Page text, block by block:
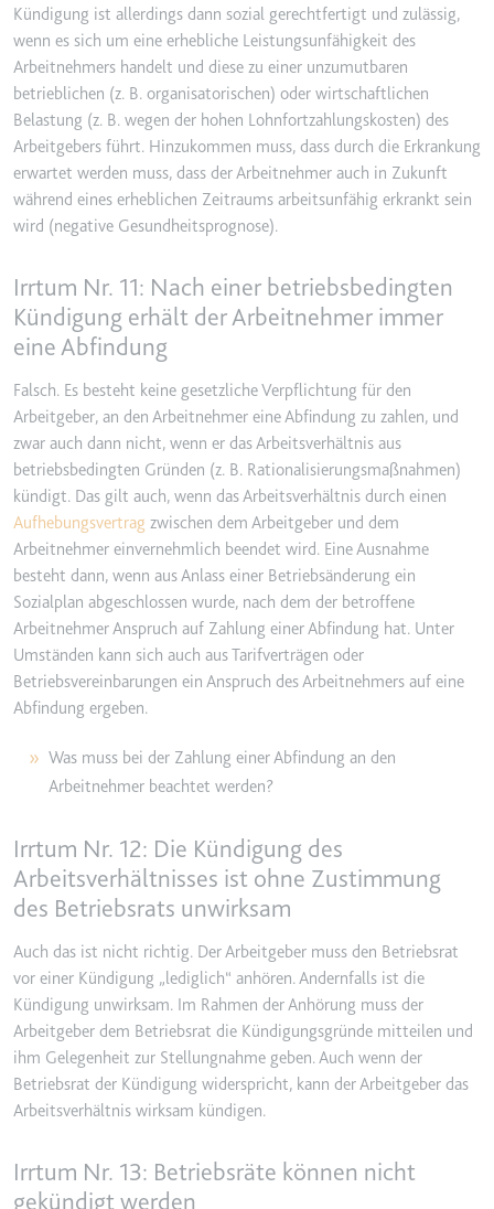
Ablauf:
Beständig
Typ:
HTML Local Storage
YtIdbMeta#databases
Anbieter:
youtube.com
Zweck:
Wird verwendet, um die
eingebetteten Inhalten zu
Ablauf:
Beständig
Typ:
Kündigung ist allerdings dann sozial gerechtfertigt und zulässig,
wenn es sich um eine erhebliche Leistungsunfähigkeit des
Arbeitnehmers handelt und diese zu einer unzumutbaren
betrieblichen (z. B. organisatorischen) oder wirtschaftlichen
Belastung (z. B. wegen der hohen Lohnfortzahlungskosten) des
Arbeitgebers führt. Hinzukommen muss, dass durch die Erkrankung
erwartet werden muss, dass der Arbeitnehmer auch in Zukunft
während eines erheblichen Zeitraums arbeitsunfähig erkrankt sein
wird (negative Gesundheitsprognose).
Irrtum Nr. 11: Nach einer betriebsbedingten
Kündigung erhält der Arbeitnehmer immer
eine Abfindung
Falsch. Es besteht keine gesetzliche Verpflichtung für den
Arbeitgeber, an den Arbeitnehmer eine Abfindung zu zahlen, und
zwar auch dann nicht, wenn er das Arbeitsverhältnis aus
betriebsbedingten Gründen (z. B. Rationalisierungsmaßnahmen)
kündigt. Das gilt auch, wenn das Arbeitsverhältnis durch einen
Aufhebungsvertrag zwischen dem Arbeitgeber und dem
Arbeitnehmer einvernehmlich beendet wird. Eine Ausnahme
besteht dann, wenn aus Anlass einer Betriebsänderung ein
Sozialplan abgeschlossen wurde, nach dem der betroffene
Arbeitnehmer Anspruch auf Zahlung einer Abfindung hat. Unter
Umständen kann sich auch aus Tarifverträgen oder
Betriebsvereinbarungen ein Anspruch des Arbeitnehmers auf eine
Abfindung ergeben.
Was muss bei der Zahlung einer Abfindung an den
Arbeitnehmer beachtet werden?
Irrtum Nr. 12: Die Kündigung des
Arbeitsverhältnisses ist ohne Zustimmung
des Betriebsrats unwirksam
Auch das ist nicht richtig. Der Arbeitgeber muss den Betriebsrat
vor einer Kündigung „lediglich“ anhören. Andernfalls ist die
Kündigung unwirksam. Im Rahmen der Anhörung muss der
Arbeitgeber dem Betriebsrat die Kündigungsgründe mitteilen und
ihm Gelegenheit zur Stellungnahme geben. Auch wenn der
Betriebsrat der Kündigung widerspricht, kann der Arbeitgeber das
Arbeitsverhältnis wirksam kündigen.
Irrtum Nr. 13: Betriebsräte können nicht
gekündigt werden